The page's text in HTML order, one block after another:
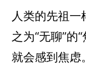
人类的先祖
之为“无聊”的
就会感到焦虑